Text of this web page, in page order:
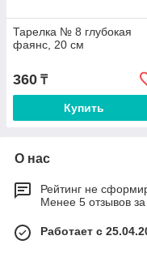
Тарелка № 8 глубокая
фаянс, 20 см
360 ₸
Купить
О нас
Рейтинг не
Менее 5 отзывов
Работает с